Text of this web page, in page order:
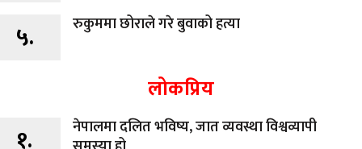
५. रुकुममा छोराले गरे बुवाको हत्या
लोकप्रिय
१.
नेपालमा दलित भविष्य, जात व्यवस्था विश्वव्यापी